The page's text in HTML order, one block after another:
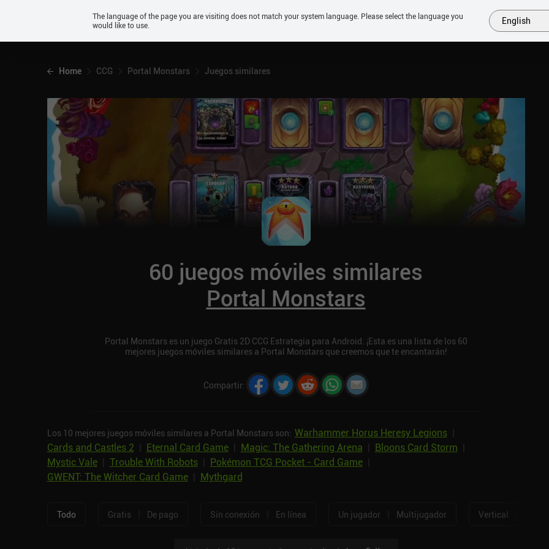
Android
PRÓXIMOS SIMILARES COLECCIONES TOP
Home CCG Portal Monstars Juegos similares
60 juegos móviles similares
Portal Monstars
Portal Monstars es un juego Gratis 2D CCG Estrategia para Android. ¡Esta es una lista de los 60
mejores juegos móviles similares a Portal Monstars que creemos que te encantarán!
Compartir:
Los 10 mejores juegos móviles similares a Portal Monstars son: Warhammer Horus Heresy Legions|
Cards and Castles 2
Eternal Card Game| Magic: The Gathering Arena Bloons Card Storm
Mystic Vale| Trouble With Robots| Pokémon TCG Pocket - Card Game|
GWENT: The Witcher Card Game| Mythgard
Todo Gratis De pago Sin conexión En línea Un jugador Multijugador Vertical
The language of the page you are visiting does not match your system language. Please select the language you
would like to use.
English